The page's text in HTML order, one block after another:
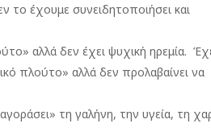
το έχουμε συνειδητοποιήσει και
αλλά δεν έχει ψυχική ηρεμία.
πλούτο» αλλά δεν προλαβαίνει να
τη γαλήνη, την υγεία, τη